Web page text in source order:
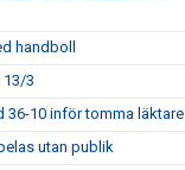
handboll
3
36-10 inför tomma läktare
utan publik